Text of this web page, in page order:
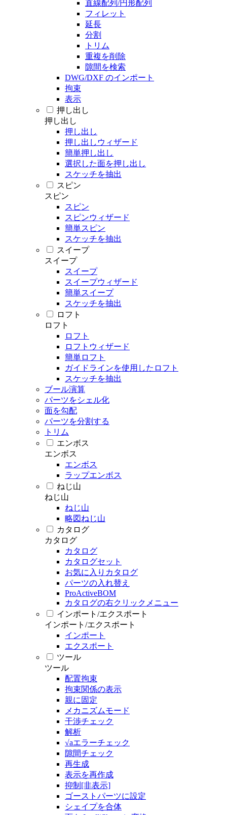
直線配列/円形配列
フィレット
延長
分割
トリム
重複を削除
隙間を検索
DWG/DXF のインポート
拘束
表示
押し出し
押し出し
押し出し
押し出しウィザード
簡単押し出し
選択した面を押し出し
スケッチを抽出
スピン
スピン
スピン
スピンウィザード
簡単スピン
スケッチを抽出
スイープ
スイープ
スイープ
スイープウィザード
簡単スイープ
スケッチを抽出
ロフト
ロフト
ロフト
ロフトウィザード
簡単ロフト
ガイドラインを使用したロフト
スケッチを抽出
ブール演算
パーツをシェル化
面を勾配
パーツを分割する
トリム
エンボス
エンボス
エンボス
ラップエンボス
ねじ山
ねじ山
ねじ山
略図ねじ山
カタログ
カタログ
カタログ
カタログセット
お気に入りカタログ
パーツの入れ替え
ProActiveBOM
カタログの右クリックメニュー
インポート/エクスポート
インポート/エクスポート
インポート
エクスポート
ツール
ツール
配置拘束
拘束関係の表示
親に固定
メカニズムモード
干渉チェック
解析
√aエラーチェック
隙間チェック
再生成
表示を再作成
抑制[非表示]
ゴーストパーツに設定
シェイプを合体